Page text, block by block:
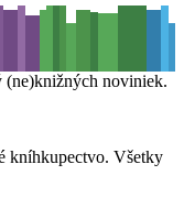
(ne)knižných noviniek.
kníhkupectvo. Všetky